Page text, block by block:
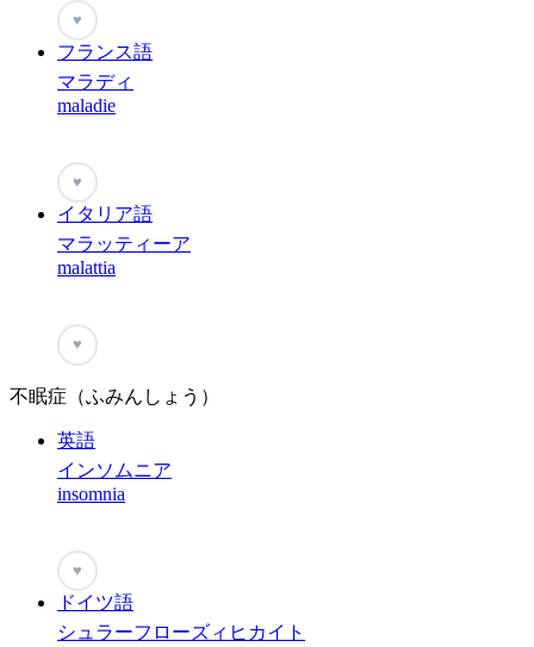
♥
フランス語
マラディ
maladie
♥
イタリア語
マラッティーア
malattia
♥
不眠症（ふみんしょう）
英語
インソムニア
insomnia
♥
ドイツ語
シュラーフローズィヒカイト